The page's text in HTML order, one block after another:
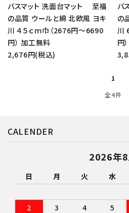
バスマット 洗面台マット 至福
の品質 ウールと綿 北欧風 ヨキ
川 ４５ｃｍ巾（2676円～6690
円） 加工無料
2,676円(税込)
バ
の
川
円
1
全4件
CALENDER
2026年8
日 月 火 水
2
3 4 5